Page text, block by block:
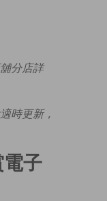
分店詳
時更新，
子